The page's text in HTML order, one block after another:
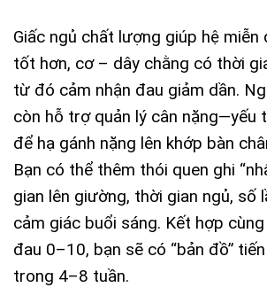
Giấc ngủ chất lượng giúp hệ miễn
tốt hơn, cơ – dây chằng có thời
từ đó cảm nhận đau giảm dần.
còn hỗ trợ quản lý cân nặng—yếu
để hạ gánh nặng lên khớp bàn
Bạn có thể thêm thói quen ghi
gian lên giường, thời gian ngủ, số
cảm giác buổi sáng. Kết hợp
đau 0–10, bạn sẽ có “bản đồ”
trong 4–8 tuần.